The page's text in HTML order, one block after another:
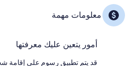
معلومات مهمة
أمور يتعين عليك معرفتها
قد يتم تطبيق رسوم على إقامة